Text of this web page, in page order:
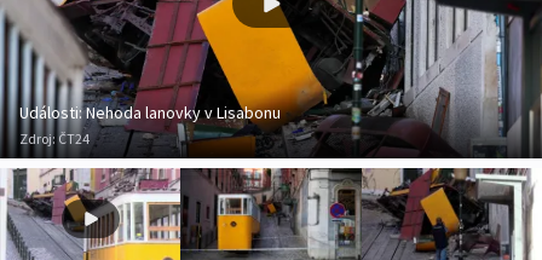
Události: Nehoda lanovky v Lisabonu
Zdroj: ČT24